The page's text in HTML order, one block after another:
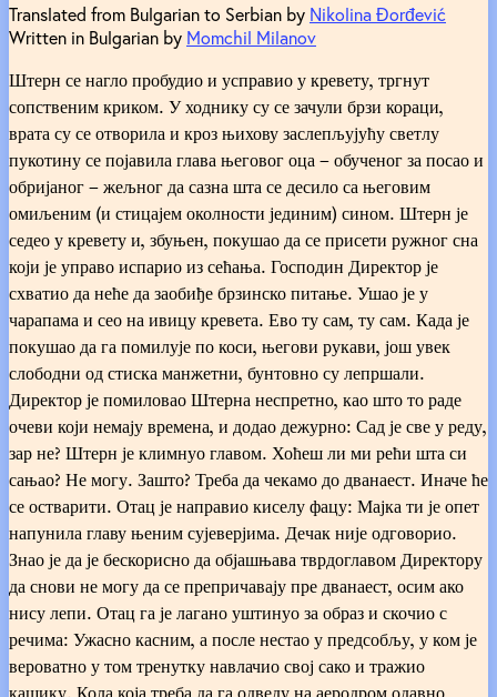
Translated from Bulgarian to Serbian by Nikolina Đorđević
Written in Bulgarian by Momchil Milanov
Штерн се нагло пробудио и усправио у кревету, тргнут
сопственим криком. У ходнику су се зачули брзи кораци,
врата су се отворила и кроз њихову заслепљујућу светлу
пукотину се појавила глава његовог оца – обученог за посао и
обријаног – жељног да сазна шта се десило са његовим
омиљеним (и стицајем околности јединим) сином. Штерн је
седео у кревету и, збуњен, покушао да се присети ружног сна
који је управо испарио из сећања. Господин Директор је
схватио да неће да заобиђе брзинско питање. Ушао је у
чарапама и сео на ивицу кревета. Ево ту сам, ту сам. Када је
покушао да га помилује по коси, његови рукави, још увек
слободни од стиска манжетни, бунтовно су лепршали.
Директор је помиловао Штерна неспретно, као што то раде
очеви који немају времена, и додао дежурно: Сад је све у реду,
зар не? Штерн је климнуо главом. Хоћеш ли ми рећи шта си
сањао? Не могу. Зашто? Треба да чекамо до дванаест. Иначе ће
се остварити. Отац је направио киселу фацу: Мајка ти је опет
напунила главу њеним сујеверјима. Дечак није одговорио.
Знао је да је бескорисно да објашњава тврдоглавом Директору
да снови не могу да се препричавају пре дванаест, осим ако
нису лепи. Отац га је лагано уштинуо за образ и скочио с
речима: Ужасно касним, а после нестао у предсобљу, у ком је
вероватно у том тренутку навлачио свој сако и тражио